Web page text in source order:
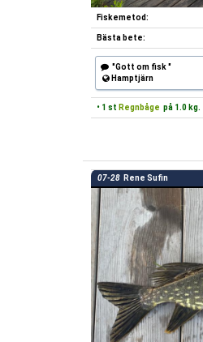
Fiskemetod:
Bästa bete:
"Gott om fisk "
Hamptjärn
• 1 st Regnbåge på 1.0 kg.
07-28 Rene Sufin